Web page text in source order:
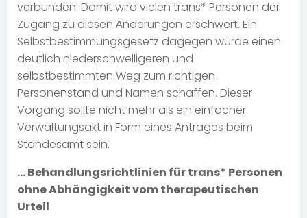
verbunden. Damit wird vielen trans* Personen der
Zugang zu diesen Änderungen erschwert. Ein
Selbstbestimmungsgesetz dagegen würde einen
deutlich niederschwelligeren und
selbstbestimmten Weg zum richtigen
Personenstand und Namen schaffen. Dieser
Vorgang sollte nicht mehr als ein einfacher
Verwaltungsakt in Form eines Antrages beim
Standesamt sein.
… Behandlungsrichtlinien für trans* Personen
ohne Abhängigkeit vom therapeutischen
Urteil